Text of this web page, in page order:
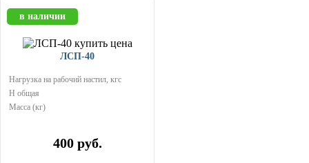
в наличии
ЛСП-40
Нагрузка на рабочий настил, кгс
Н общая
Масса (кг)
400 руб.